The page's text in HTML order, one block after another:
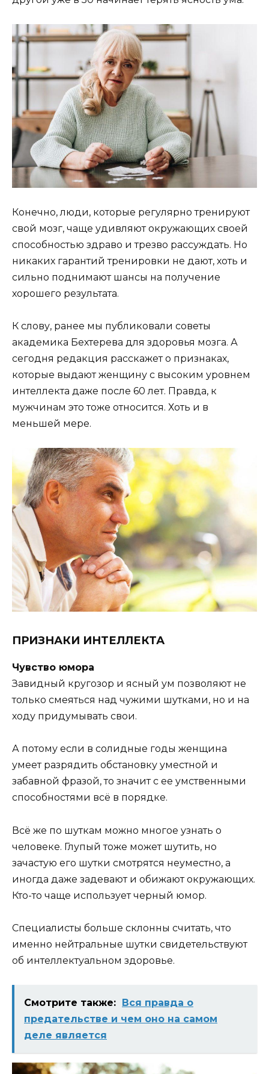
Конечно, люди, которые регулярно тренируют
свой мозг, чаще удивляют окружающих своей
способностью здраво и трезво рассуждать. Но
никаких гарантий тренировки не дают, хоть и
сильно поднимают шансы на получение
хорошего результата.
К слову, ранее мы публиковали советы
академика Бехтерева для здоровья мозга. А
сегодня редакция расскажет о признаках,
которые выдают женщину с высоким уровнем
интеллекта даже после 60 лет. Правда, к
мужчинам это тоже относится. Хоть и в
меньшей мере.
ПРИЗНАКИ ИНТЕЛЛЕКТА
Чувство юмора
Завидный кругозор и ясный ум позволяют не
только смеяться над чужими шутками, но и на
ходу придумывать свои.
А потому если в солидные годы женщина
умеет разрядить обстановку уместной и
забавной фразой, то значит с ее умственными
способностями всё в порядке.
Всё же по шуткам можно многое узнать о
человеке. Глупый тоже может шутить, но
зачастую его шутки смотрятся неуместно, а
иногда даже задевают и обижают окружающих.
Кто-то чаще использует черный юмор.
Специалисты больше склонны считать, что
именно нейтральные шутки свидетельствуют
об интеллектуальном здоровье.
Смотрите также: Вся правда о
предательстве и чем оно на самом
деле является